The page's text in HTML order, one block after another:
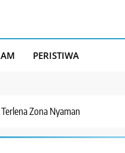
PERISTIWA
Zona Nyaman